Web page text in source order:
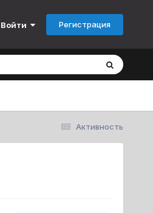
Войти Регистрация
Активность